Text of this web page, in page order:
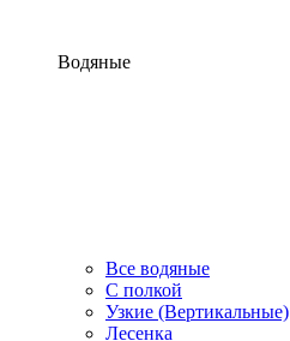
Водяные
Все водяные
С полкой
Узкие (Вертикальные)
Лесенка